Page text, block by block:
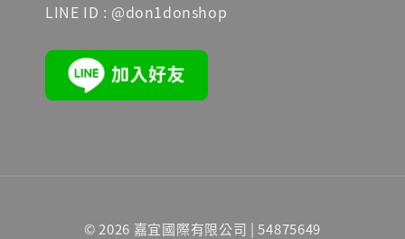
LINE ID : @don1donshop
© 2026 嘉宜國際有限公司 | 54875649